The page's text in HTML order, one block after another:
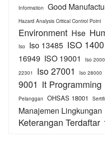
Information
Good
Hazard Analysis Critical Control Point
Environment Hse
Iso Iso 13485 ISO
16949 ISO 19001 Iso
22301
Iso 27001 Iso 28000
9001 It Programming
Pelanggan
OHSAS 18001
Manajemen Lingkungan
Keterangan Terdaftar